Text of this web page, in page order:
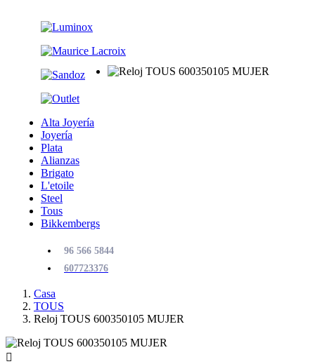
Alta Joyería
Joyería
Plata
Alianzas
Brigato
L'etoile
Steel
Tous
Bikkembergs
96 566 5844
607723376
Casa
TOUS
Reloj TOUS 600350105 MUJER
